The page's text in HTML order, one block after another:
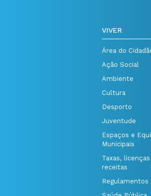
VIVER
Área do
Ação Social
Ambiente
Cultura
Desporto
Juventude
Espaços e
Municipais
Taxas,
receitas
Regulamentos